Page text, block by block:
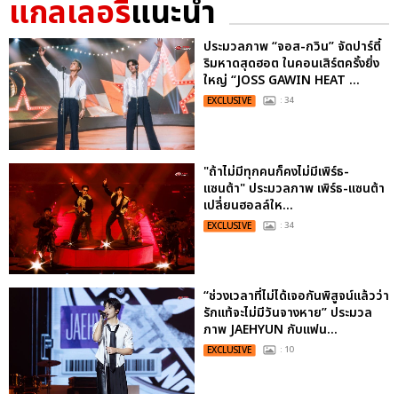
แกลเลอรีแนะนำ
ประมวลภาพ “จอส-กวิน” จัดปาร์ตี้
ริมหาดสุดฮอต ในคอนเสิร์ตครั้งยิ่ง
ใหญ่ “JOSS GAWIN HEAT ...
EXCLUSIVE : 34
"ถ้าไม่มีทุกคนก็คงไม่มีเพิร์ธ-
แซนต้า" ประมวลภาพ เพิร์ธ-แซนต้า
เปลี่ยนฮอลล์ให...
EXCLUSIVE : 34
“ช่วงเวลาที่ไม่ได้เจอกันพิสูจน์แล้วว่า
รักแท้จะไม่มีวันจางหาย” ประมวล
ภาพ JAEHYUN กับแฟน...
EXCLUSIVE : 10